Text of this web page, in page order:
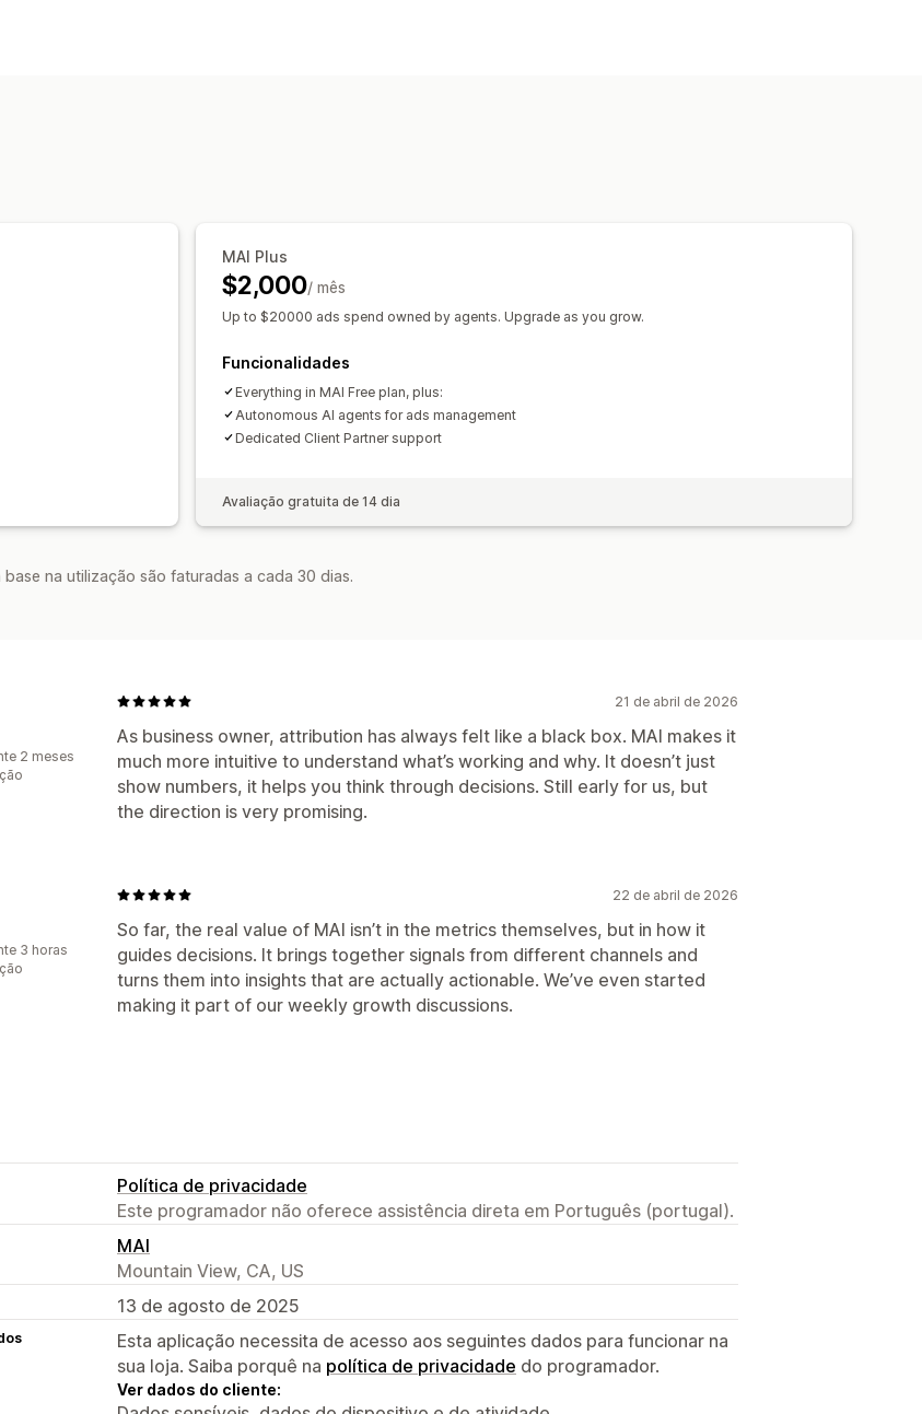
Otimização de IA
Redação com IA
Website
Análise de dados de desempenho
Rastreio do desempenho
Gastos com anúncios
Análise do ROI
Taxas de cliques Rastreio de conversões
MAI Plus
$2,000/ mês
Up to $20000 ads spend owned by agents. Upgrade as you grow.
Funcionalidades
Everything in MAI Free plan, plus:
Autonomous AI agents for ads management
Dedicated Client Partner support
Avaliação gratuita de 14 dia
na utilização são faturadas a cada 30 dias.
21 de abril de 2026
As business owner, attribution has always felt like a black box. MAI makes it
much more intuitive to understand what’s working and why. It doesn’t just
show numbers, it helps you think through decisions. Still early for us, but
the direction is very promising.
2 meses
22 de abril de 2026
So far, the real value of MAI isn’t in the metrics themselves, but in how it
guides decisions. It brings together signals from different channels and
turns them into insights that are actually actionable. We’ve even started
making it part of our weekly growth discussions.
3 horas
Política de privacidade
Este programador não oferece assistência direta em Português (portugal).
MAI
Mountain View, CA, US
13 de agosto de 2025
Esta aplicação necessita de acesso aos seguintes dados para funcionar na
sua loja. Saiba porquê na política de privacidade do programador.
Ver dados do cliente: